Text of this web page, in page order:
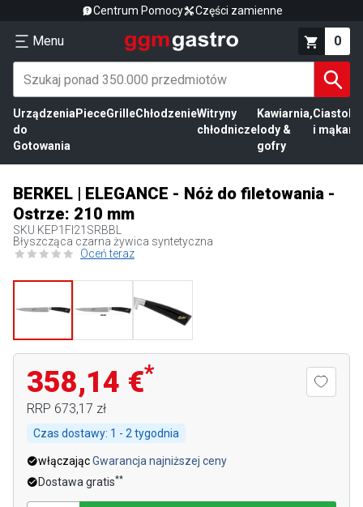
Centrum Pomocy Części zamienne
Menu 0
Urządzenia
do
Gotowania
PieceGrilleChłodzenieWitryny
chłodnicze
Kawiarnia,
lody &
gofry
Ciasto
i mąka
BERKEL | ELEGANCE - Nóż do filetowania -
Ostrze: 210 mm
SKU KEP1FI21SRBBL
Błyszcząca czarna żywica syntetyczna
Oceń teraz
358,14 €*
RRP 673,17 zł
Czas dostawy: 1 - 2 tygodnia
włączającGwarancja najniższej ceny
Dostawa gratis**